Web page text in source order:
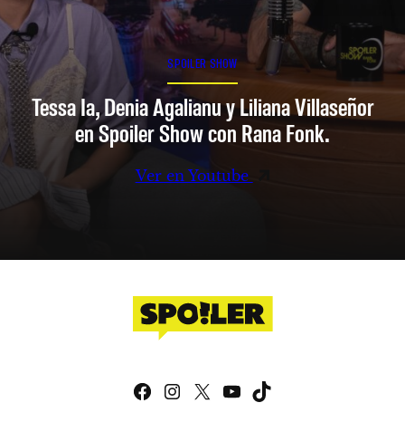
SPOILER SHOW
Tessa Ia, Denia Agalianu y Liliana Villaseñor
en Spoiler Show con Rana Fonk.
Ver en Youtube
Facebook
Instagram
X YouTube